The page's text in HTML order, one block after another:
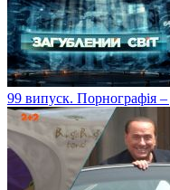
99 випуск. Порнографія